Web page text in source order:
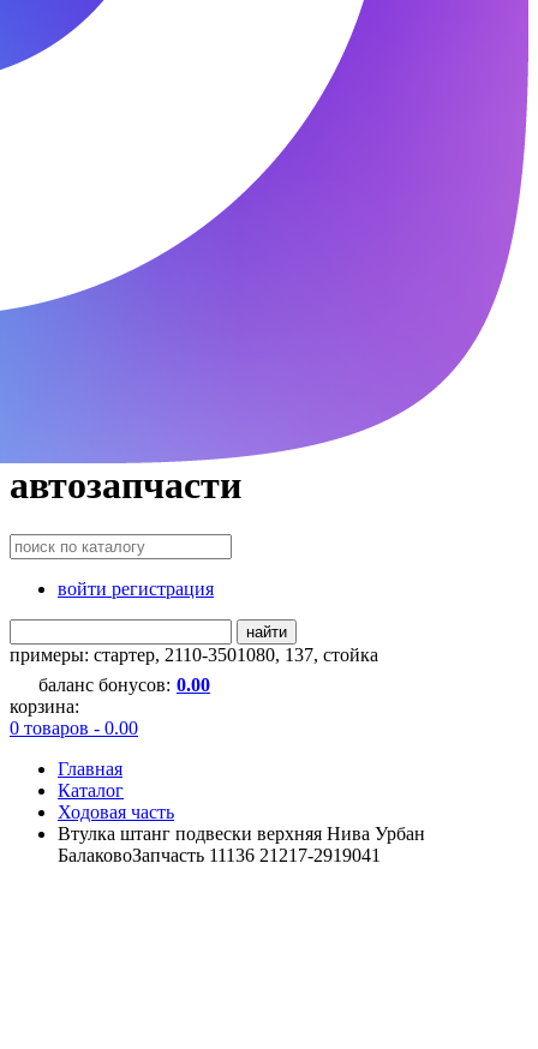
автозапчасти
войти регистрация
найти
примеры: стартер, 2110-3501080, 137, стойка
баланс бонусов: 0.00
корзина:
0 товаров - 0.00
Главная
Каталог
Ходовая часть
Втулка штанг подвески верхняя Нива Урбан
БалаковоЗапчасть 11136 21217-2919041